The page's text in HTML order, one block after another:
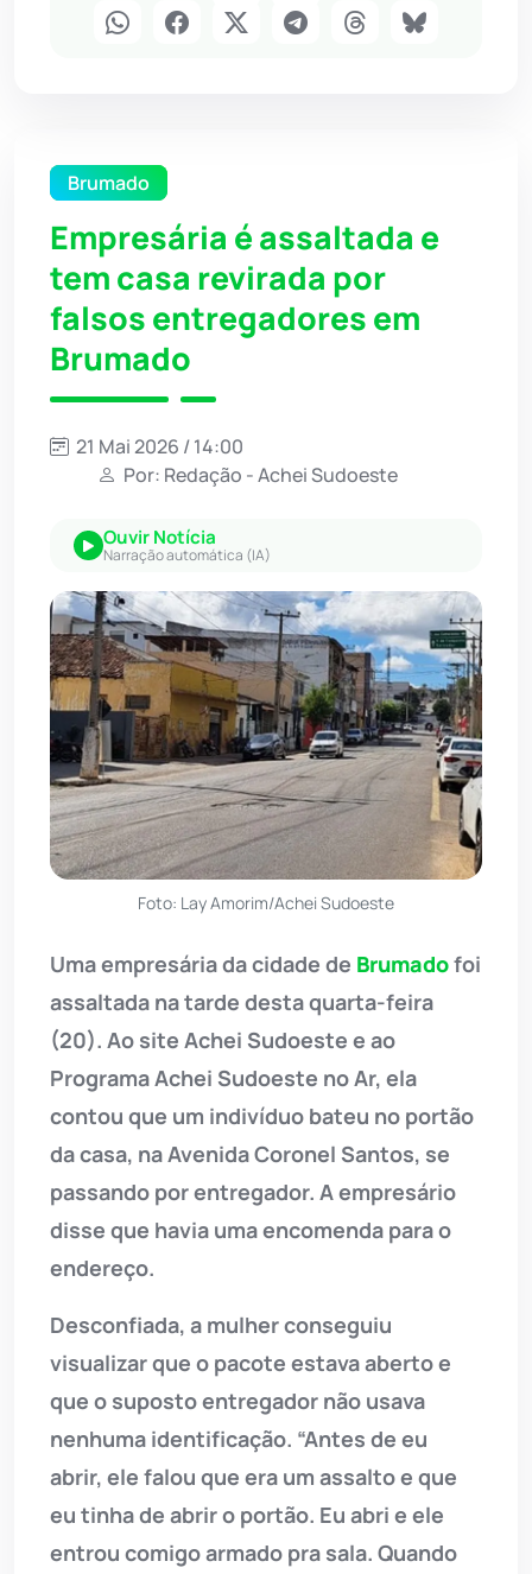
Brumado
Empresária é assaltada e
tem casa revirada por
falsos entregadores em
Brumado
21 Mai 2026 / 14:00
Por: Redação - Achei Sudoeste
Ouvir Notícia
Narração automática (IA)
Foto: Lay Amorim/Achei Sudoeste
Uma empresária da cidade de Brumadofoi
assaltada na tarde desta quarta-feira
(20). Ao site Achei Sudoeste e ao
Programa Achei Sudoeste no Ar, ela
contou que um indivíduo bateu no portão
da casa, na Avenida Coronel Santos, se
passando por entregador. A empresário
disse que havia uma encomenda para o
endereço.
Desconfiada, a mulher conseguiu
visualizar que o pacote estava aberto e
que o suposto entregador não usava
nenhuma identificação. “Antes de eu
abrir, ele falou que era um assalto e que
eu tinha de abrir o portão. Eu abri e ele
entrou comigo armado pra sala. Quando